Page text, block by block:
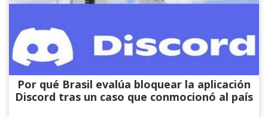
Por qué Brasil evalúa bloquear la aplicación
Discord tras un caso que conmocionó al país